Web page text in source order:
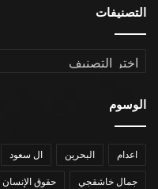
التصنيفات
التصنيفات
الوسوم
اعدام البحرين ال سعود
جمال خاشقجي حقوق الإنسان